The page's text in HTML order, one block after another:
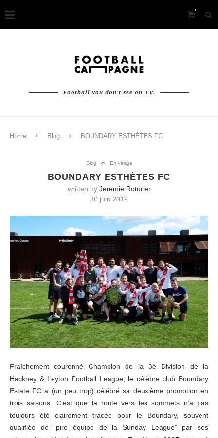
0
Football you don't see on TV.
Home Blog BOUNDARY ESTHÈTES FC
Blog En virage
BOUNDARY ESTHÈTES FC
written by Jeremie Roturier
30 juin 2019
Fraîchement couronné Champion de la 3è Division de la
Hackney & Leyton Football League, le célèbre club Boundary
Estate FC a (un peu trop) célébré sa deuxième promotion en
trois saisons. C’est que la route vers les sommets n’a pas
toujours été clairement tracée pour le Boundary, souvent
qualifiée de “pire équipe de la Sunday League” par ses